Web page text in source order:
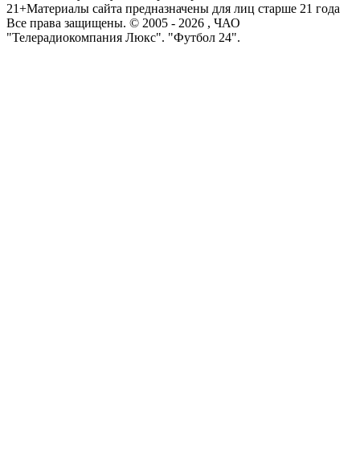
21+Материалы сайта предназначены для лиц старше 21 года
Все права защищены. © 2005 - 2026 , ЧАО
"Телерадиокомпания Люкс". "Футбол 24".